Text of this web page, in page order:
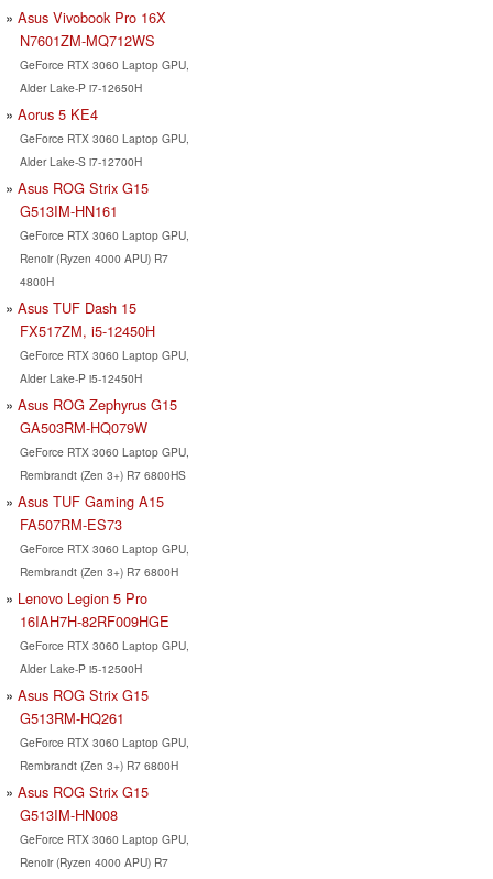
Asus Vivobook Pro 16X
N7601ZM-MQ712WS
GeForce RTX 3060 Laptop GPU,
Alder Lake-P i7-12650H
Aorus 5 KE4
GeForce RTX 3060 Laptop GPU,
Alder Lake-S i7-12700H
Asus ROG Strix G15
G513IM-HN161
GeForce RTX 3060 Laptop GPU,
Renoir (Ryzen 4000 APU) R7
4800H
Asus TUF Dash 15
FX517ZM, i5-12450H
GeForce RTX 3060 Laptop GPU,
Alder Lake-P i5-12450H
Asus ROG Zephyrus G15
GA503RM-HQ079W
GeForce RTX 3060 Laptop GPU,
Rembrandt (Zen 3+) R7 6800HS
Asus TUF Gaming A15
FA507RM-ES73
GeForce RTX 3060 Laptop GPU,
Rembrandt (Zen 3+) R7 6800H
Lenovo Legion 5 Pro
16IAH7H-82RF009HGE
GeForce RTX 3060 Laptop GPU,
Alder Lake-P i5-12500H
Asus ROG Strix G15
G513RM-HQ261
GeForce RTX 3060 Laptop GPU,
Rembrandt (Zen 3+) R7 6800H
Asus ROG Strix G15
G513IM-HN008
GeForce RTX 3060 Laptop GPU,
Renoir (Ryzen 4000 APU) R7